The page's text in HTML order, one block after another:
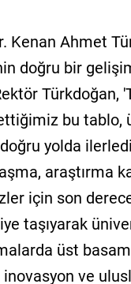
Kenan Ahmet
doğru bir
Türkdoğan,
bu
yolda
araştırma
için son
taşıyarak
üst
ve